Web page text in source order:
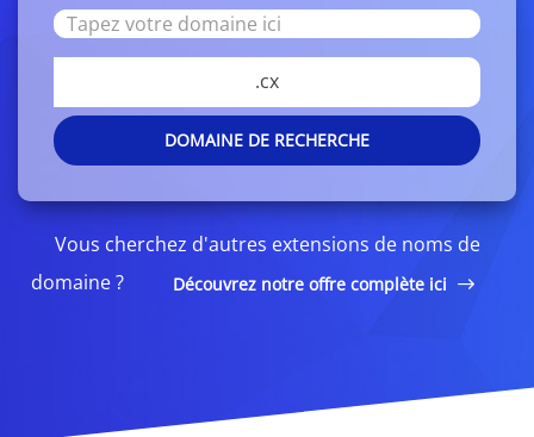
.cx
DOMAINE DE RECHERCHE
Vous cherchez d'autres extensions de noms de
domaine ?
Découvrez notre offre complète ici